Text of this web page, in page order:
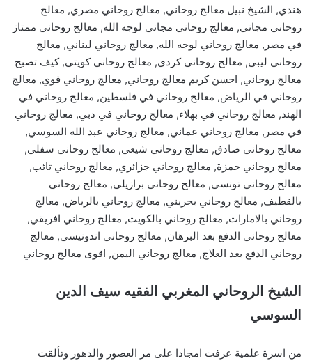
هندي, الشيخ نبيل معالج روحاني, معالج روحاني مصري, معالج
روحاني مجاني, معالج روحاني مجاني لوجه الله, معالج روحاني ممتاز
في مصر, معالج روحاني لوجه الله, معالج روحاني لبناني, معالج
روحاني ليبي, معالج روحاني كردي, معالج روحاني كويتي, كيف تصبح
معالج روحاني, احسن كريم معالج روحاني, معالج روحاني قوي, معالج
روحاني في الرياض, معالج روحاني في فلسطين, معالج روحاني في
الهند, معالج روحاني في بهلاء, معالج روحاني في دبي, معالج روحاني
في مصر, معالج روحاني عماني, معالج روحاني عبد الله السوسي,
معالج روحاني صادق, معالج روحاني شيعي, معالج روحاني سفلي,
معالج روحاني حمزة, معالج روحاني جزائري, معالج روحاني تائب,
معالج روحاني تونسي, معالج روحاني برازيلي, معالج روحاني
بالقطيف, معالج روحاني بحريني, معالج روحاني بالرياض, معالج
روحاني بالامارات, معالج روحاني بالكويت, معالج روحاني افريقي,
معالج روحاني الدفع بعد البرهان, معالج روحاني اندونيسي, معالج
روحاني الدفع بعد العلاج, معالج روحاني اليمن, اقوى معالج روحاني
الشيخ الروحاني المغربي الفقيه سيف الدين
السوسي
من اسرة علمية عرفت امجادا على مر العصور والدهور وتألقت